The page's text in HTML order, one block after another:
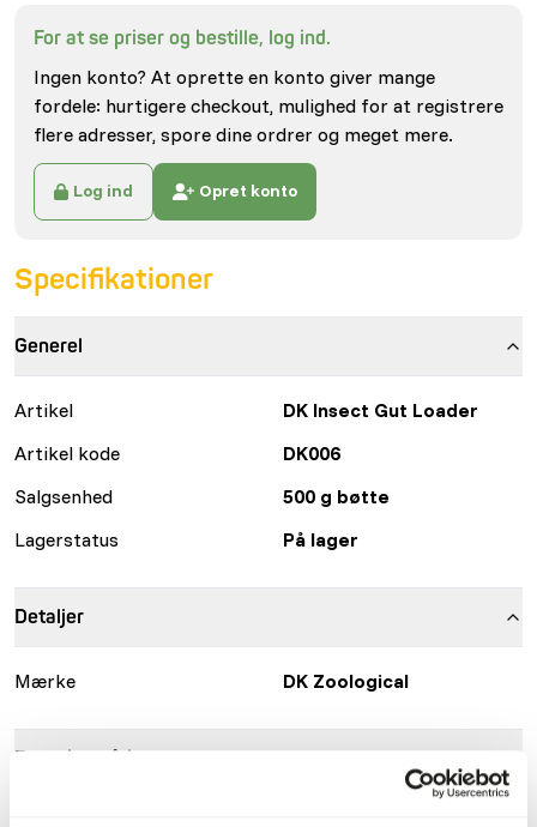
For at se priser og bestille, log ind.
Ingen konto? At oprette en konto giver mange
fordele: hurtigere checkout, mulighed for at registrere
flere adresser, spore dine ordrer og meget mere.
Log ind Opret konto
Specifikationer
Generel
Artikel
DK Insect Gut Loader
Artikel kode
DK006
Salgsenhed
500 g bøtte
Lagerstatus
På lager
Detaljer
Mærke DK Zoological
Ernæringsråd